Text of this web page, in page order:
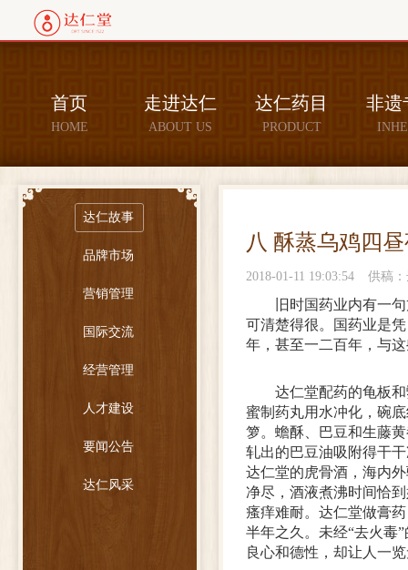
首页
HOME
走进达仁
ABOUT US
达仁药目
PRODUCT
非遗
达仁故事
品牌市场
营销管理
国际交流
经营管理
人才建设
要闻公告
达仁风采
八 酥蒸乌鸡四
2018-01-11 19:03:54 供稿
旧时国药业内有一
可清楚得很。国药业是
年，甚至一二百年，与
达仁堂配药的龟板
蜜制药丸用水冲化，碗
箩。蟾酥、巴豆和生藤
轧出的巴豆油吸附得干
达仁堂的虎骨酒，海内
净尽，酒液煮沸时间恰
瘙痒难耐。达仁堂做膏
半年之久。未经“去火毒
良心和德性，却让人一